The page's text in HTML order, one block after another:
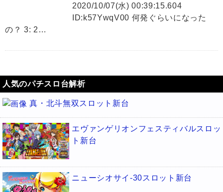
2020/10/07(水) 00:39:15.604
ID:k57YwqV00 何発ぐらいになった
の？ 3: 2…
人気のパチスロ台解析
真・北斗無双スロット新台
エヴァンゲリオンフェスティバルスロッ
ト新台
ニューシオサイ-30スロット新台